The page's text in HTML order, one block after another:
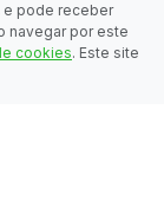
e pode receber
navegar por este
cookies. Este site